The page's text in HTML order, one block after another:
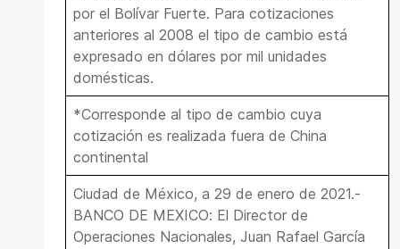
por el Bolívar Fuerte. Para cotizaciones
anteriores al 2008 el tipo de cambio está
expresado en dólares por mil unidades
domésticas.
*Corresponde al tipo de cambio cuya
cotización es realizada fuera de China
continental
Ciudad de México, a 29 de enero de 2021.-
BANCO DE MEXICO: El Director de
Operaciones Nacionales, Juan Rafael García